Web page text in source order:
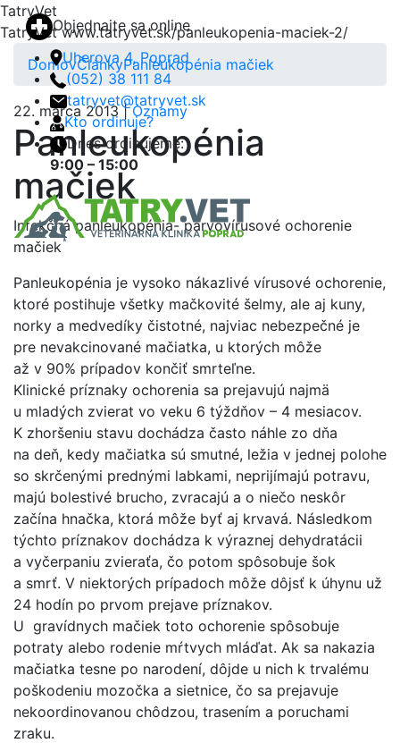
TatryVet
TatryVetwww.tatryvet.sk/panleukopenia-maciek-2/
Objednajte sa online
Uherova 4, Poprad
(052) 38 111 84
tatryvet@tatryvet.sk
Kto ordinuje?
Dnes ordinujeme:
9:00 – 15:00
DomovČlánkyPanleukopénia mačiek
22. marca 2013 |Oznamy
Panleukopénia
mačiek
Infekčná panleukopénia- parvovírusové ochorenie
mačiek
Panleukopénia je vysoko nákazlivé vírusové ochorenie,
ktoré postihuje všetky mačkovité šelmy, ale aj kuny,
norky a medvedíky čistotné, najviac nebezpečné je
pre nevakcinované mačiatka, u ktorých môže
až v 90% prípadov končiť smrteľne.
Klinické príznaky ochorenia sa prejavujú najmä
u mladých zvierat vo veku 6 týždňov – 4 mesiacov.
K zhoršeniu stavu dochádza často náhle zo dňa
na deň, kedy mačiatka sú smutné, ležia v jednej polohe
so skrčenými prednými labkami, neprijímajú potravu,
majú bolestivé brucho, zvracajú a o niečo neskôr
začína hnačka, ktorá môže byť aj krvavá. Následkom
týchto príznakov dochádza k výraznej dehydratácii
a vyčerpaniu zvieraťa, čo potom spôsobuje šok
a smrť. V niektorých prípadoch môže dôjsť k úhynu už
24 hodín po prvom prejave príznakov.
U gravídnych mačiek toto ochorenie spôsobuje
potraty alebo rodenie mŕtvych mláďat. Ak sa nakazia
mačiatka tesne po narodení, dôjde u nich k trvalému
poškodeniu mozočka a sietnice, čo sa prejavuje
nekoordinovanou chôdzou, trasením a poruchami
zraku.